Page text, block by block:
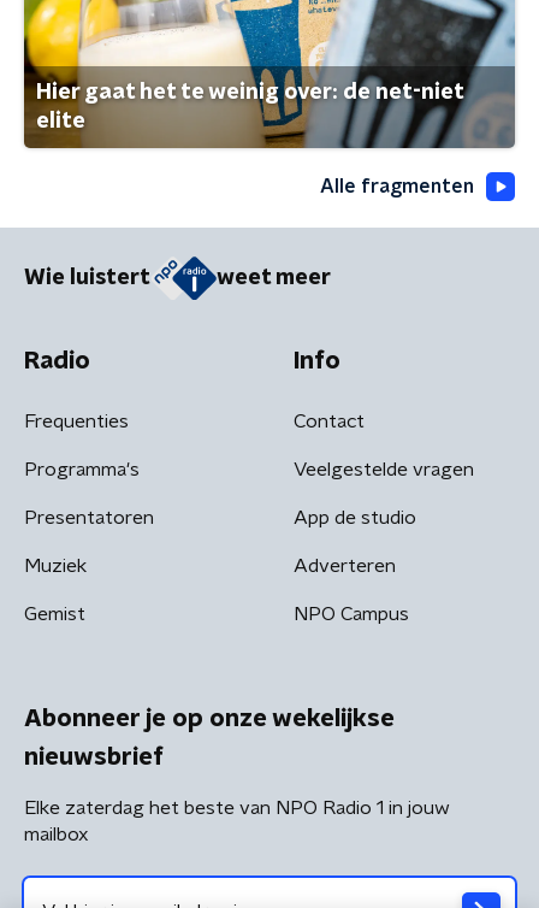
Hier gaat het te weinig over: de net-niet
elite
Alle fragmenten
Wie luistert weet meer
Radio
Frequenties
Programma's
Presentatoren
Muziek
Gemist
Info
Contact
Veelgestelde vragen
App de studio
Adverteren
NPO Campus
Abonneer je op onze wekelijkse
nieuwsbrief
Elke zaterdag het beste van NPO Radio 1 in jouw
mailbox